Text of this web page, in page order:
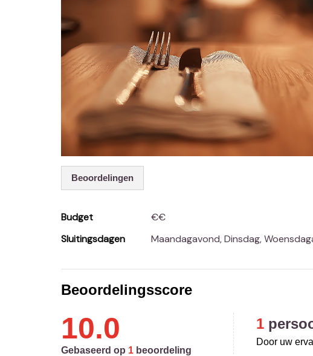
Beoordelingen
Budget
€€
Sluitingsdagen
Maandagavond, Dinsdag,
Beoordelingsscore
10.0
Gebaseerd op 1 beoordeling
1
Door uw